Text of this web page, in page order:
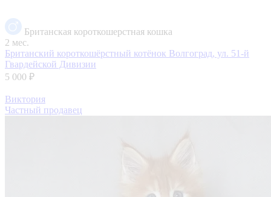
Британская короткошерстная кошка
2 мес.
Британский короткошёрстный котёнок Волгоград, ул. 51-й
Гвардейской Дивизии
5 000 ₽
Виктория
Частный продавец